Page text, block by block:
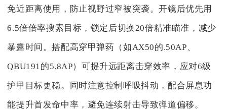
免近距离使用，防止视野过窄被突袭。开镜后优先用
6.5倍倍率搜索目标，锁定后切换20倍精准瞄准，减少
暴露时间。搭配高穿甲弹药（如AX50的.50AP、
QBU191的5.8AP）可提升远距离击穿效率，应对6级
护甲目标更稳。同时注意控制呼吸抖动，配合屏息功
能提升首发命中率，避免连续射击导致弹道偏移。